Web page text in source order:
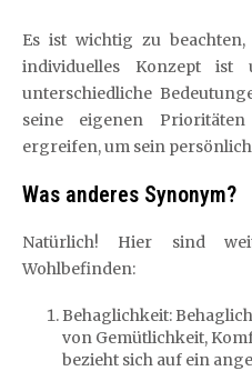
Es ist wichtig zu
individuelles Konzept
unterschiedliche
seine eigenen
ergreifen, um sein
Was anderes Synonym?
Natürlich! Hier sind
Wohlbefinden:
Behaglichkeit:
von Gemütlichkeit,
bezieht sich auf ein